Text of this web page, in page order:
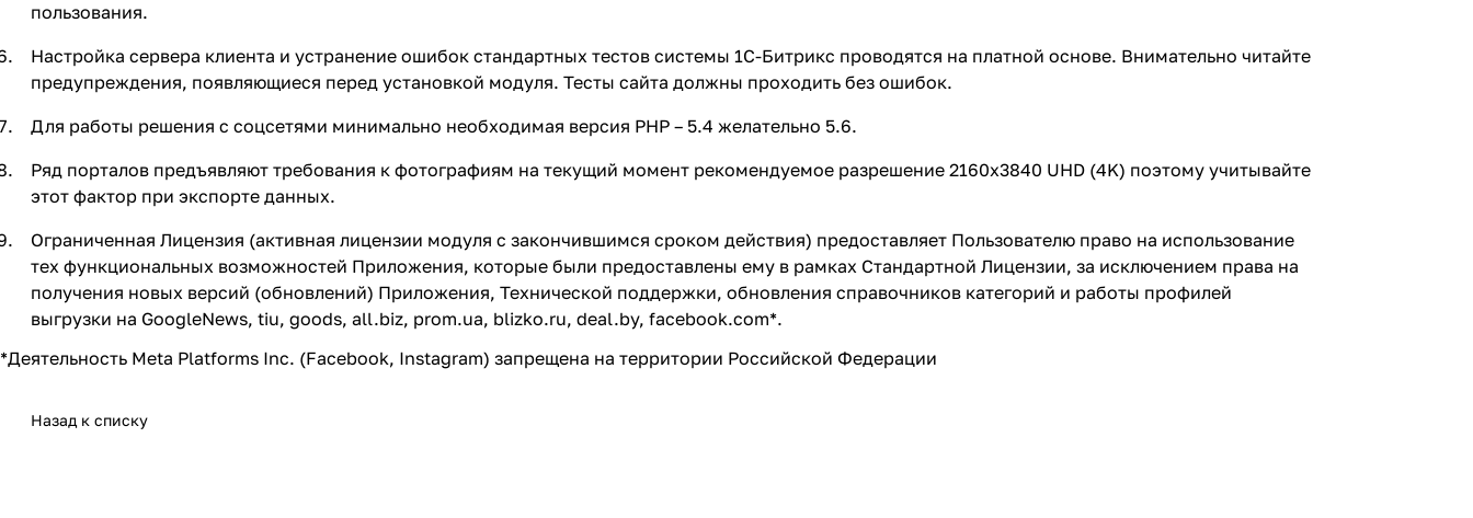
пользования.
Настройка сервера клиента и устранение ошибок стандартных тестов системы 1С-Битрикс проводятся на платной основе. Внимательно читайте
предупреждения, появляющиеся перед установкой модуля. Тесты сайта должны проходить без ошибок.
Для работы решения с соцсетями минимально необходимая версия PHP – 5.4 желательно 5.6.
Ряд порталов предъявляют требования к фотографиям на текущий момент рекомендуемое разрешение 2160х3840 UHD (4K) поэтому учитывайте
этот фактор при экспорте данных.
Ограниченная Лицензия (активная лицензии модуля с закончившимся сроком действия) предоставляет Пользователю право на использование
тех функциональных возможностей Приложения, которые были предоставлены ему в рамках Стандартной Лицензии, за исключением права на
получения новых версий (обновлений) Приложения, Технической поддержки, обновления справочников категорий и работы профилей
выгрузки на GoogleNews, tiu, goods, all.biz, prom.ua, blizko.ru, deal.by, facebook.com*.
*Деятельность Meta Platforms Inc. (Facebook, Instagram) запрещена на территории Российской Федерации
Назад к списку